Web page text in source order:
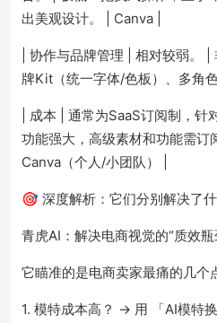
出美观设计。 | Canva |
| 协作与品牌管理 | 相对较弱。
牌Kit（统一字体/色板）、多角
| 成本 | 通常为SaaS订阅制，
功能强大，高级素材和功能需订
Canva（个人/小团队） |
🎯 深度解析：它们分别解决了
青虎AI：解决电商视觉的“质效瓶
它瞄准的是电商卖家最痛的几个
1. 模特成本高？ → 用 「AI模特